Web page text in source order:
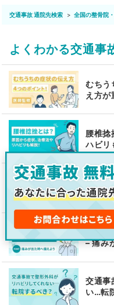
交通事故 通院先検索 全国の整骨院
よくわかる交通事
むちう
え方が
腰椎捻
ハビリ
むちう
ら通え
追突事
– 痛み
交通事
い…転